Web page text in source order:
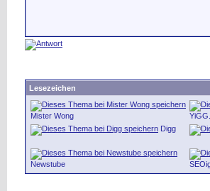
Lesezeichen
Mister Wong
Digg
Newstube